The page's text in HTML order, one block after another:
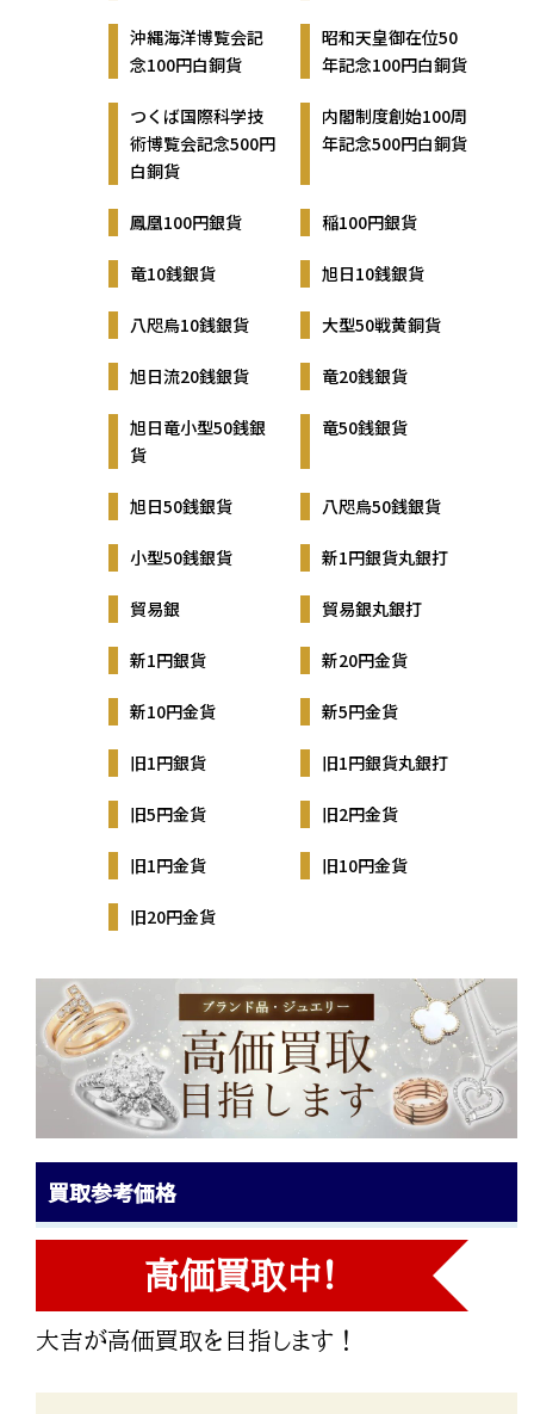
沖縄海洋博覧会記
念100円白銅貨
昭和天皇御在位50
年記念100円白銅貨
つくば国際科学技
術博覧会記念500円
白銅貨
内閣制度創始100周
年記念500円白銅貨
鳳凰100円銀貨 稲100円銀貨
竜10銭銀貨 旭日10銭銀貨
八咫烏10銭銀貨 大型50戦黄銅貨
旭日流20銭銀貨 竜20銭銀貨
旭日竜小型50銭銀
貨
竜50銭銀貨
旭日50銭銀貨 八咫烏50銭銀貨
小型50銭銀貨 新1円銀貨丸銀打
貿易銀 貿易銀丸銀打
新1円銀貨 新20円金貨
新10円金貨 新5円金貨
旧1円銀貨 旧1円銀貨丸銀打
旧5円金貨 旧2円金貨
旧1円金貨 旧10円金貨
旧20円金貨
買取参考価格
高価買取中!
大吉が高価買取を目指します！